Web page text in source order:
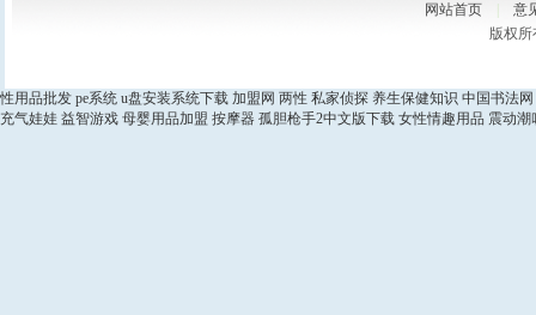
网站首页
意
版权
性用品批发 pe系统 u盘安装系统下载 加盟网 两性 私家侦探 养生保健知识 中国书法网
充气娃娃 益智游戏 母婴用品加盟 按摩器 孤胆枪手2中文版下载 女性情趣用品 震动潮